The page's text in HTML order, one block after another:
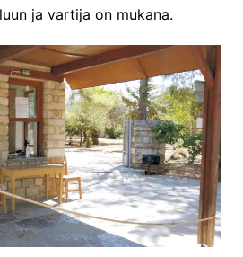
ja vartija on mukana.